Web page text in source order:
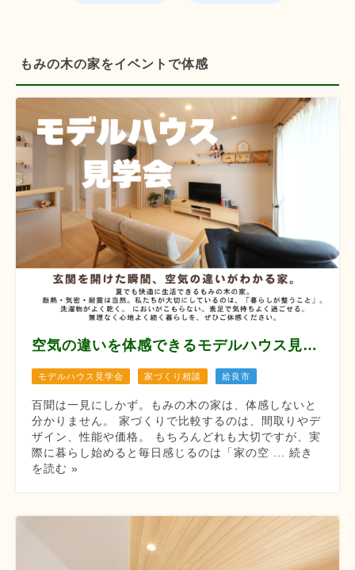
もみの木の家をイベントで体感
空気の違いを体感できるモデルハウス見学会 【8月12/13/14/22/23/29/30】
モデルハウス見学会 家づくり相談 姶良市
百聞は一見にしかず。もみの木の家は、体感しないと
分かりません。 家づくりで比較するのは、間取りやデ
ザイン、性能や価格。 もちろんどれも大切ですが、実
際に暮らし始めると毎日感じるのは「家の空 ... 続き
を読む »